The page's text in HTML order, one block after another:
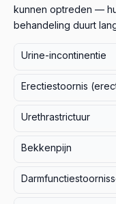
kunnen optreden —
behandeling duurt
Urine-incontinentie
door beschadiging
training.
Erectiestoornis
erectie regelen
jaren duren;
Urethrastrictuur
vernauwen, wat
Bekkenpijn
bekkenpijn na de